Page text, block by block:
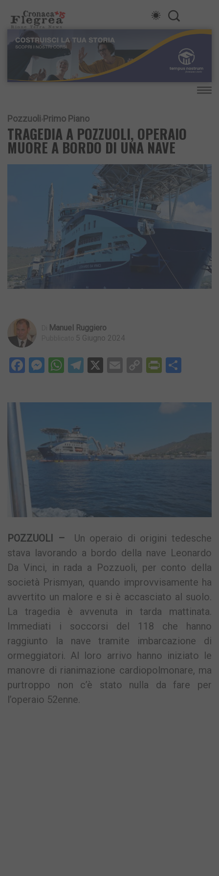
Pozzuoli Primo Piano
TRAGEDIA A POZZUOLI, OPERAIO
MUORE A BORDO DI UNA NAVE
Manuel Ruggiero
5 Giugno 2024
Facebook
Messenger
WhatsApp
Telegram
X EmailCopy
POZZUOLI – Un operaio di origini tedesche
stava lavorando a bordo della nave Leonardo
Da Vinci, in rada a Pozzuoli, per conto della
società Prismyan, quando improvvisamente ha
avvertito un malore e si è accasciato al suolo.
La tragedia è avvenuta in tarda mattinata.
Immediati i soccorsi del 118 che hanno
raggiunto la nave tramite imbarcazione di
ormeggiatori. Al loro arrivo hanno iniziato le
manovre di rianimazione cardiopolmonare, ma
purtroppo non c’è stato nulla da fare per
l’operaio 52enne.